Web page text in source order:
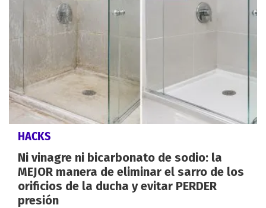
HACKS
Ni vinagre ni bicarbonato de sodio: la
MEJOR manera de eliminar el sarro de los
orificios de la ducha y evitar PERDER
presión